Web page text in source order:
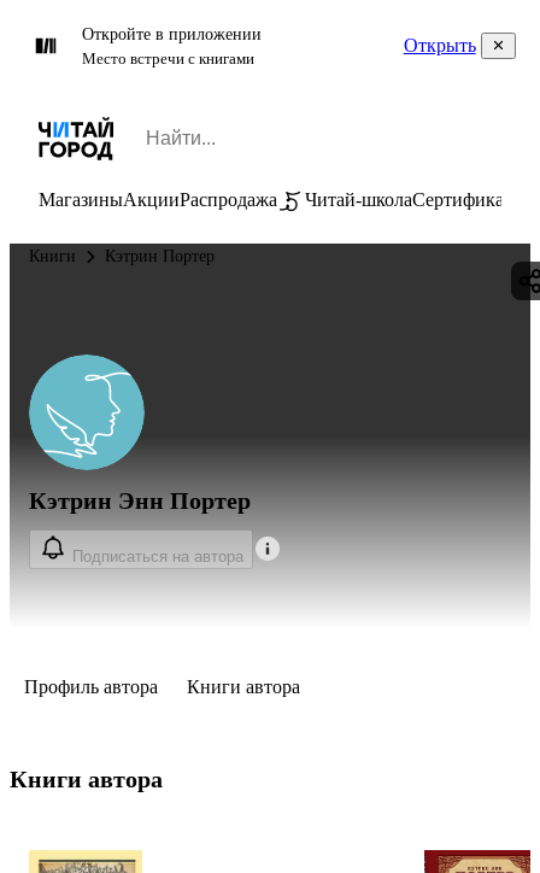
Откройте в приложении
Место встречи с книгами
Открыть
МагазиныАкцииРаспродажа Читай-школаСертификаты
Книги Кэтрин Портер
Кэтрин Энн Портер
Подписаться на автора
Профиль автора Книги автора
Книги автора